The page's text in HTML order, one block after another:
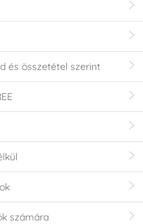
és összetétel szerint
számára